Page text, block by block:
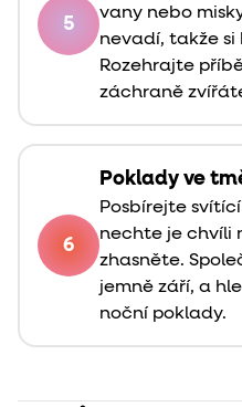
5
vany nebo
nevadí, takže si
Rozehrajte
záchraně
6
Poklady ve
Posbírejte
nechte je chvíli
zhasněte.
jemně září, a
noční poklady.